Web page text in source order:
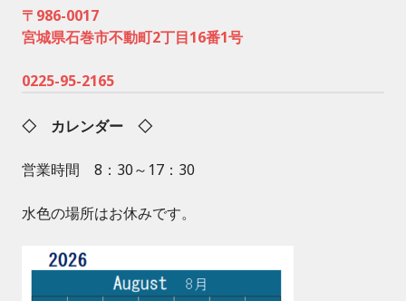
〒986-0017
宮城県石巻市不動町2丁目16番1号
0225-95-2165
◇ カレンダー ◇
営業時間 8：30～17：30
水色の場所はお休みです。